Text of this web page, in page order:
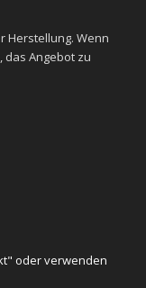
Herstellung. Wenn
das Angebot zu
oder verwenden